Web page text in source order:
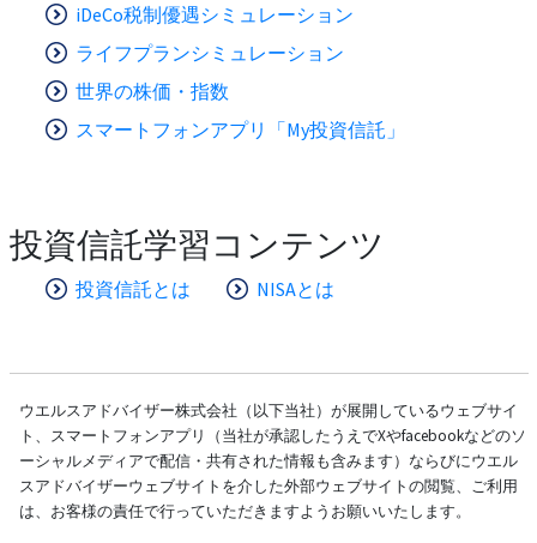
iDeCo税制優遇シミュレーション
ライフプランシミュレーション
世界の株価・指数
スマートフォンアプリ「My投資信託」
投資信託学習コンテンツ
投資信託とは NISAとは
ウエルスアドバイザー株式会社（以下当社）が展開しているウェブサイ
ト、スマートフォンアプリ（当社が承認したうえでXやfacebookなどのソ
ーシャルメディアで配信・共有された情報も含みます）ならびにウエル
スアドバイザーウェブサイトを介した外部ウェブサイトの閲覧、ご利用
は、お客様の責任で行っていただきますようお願いいたします。